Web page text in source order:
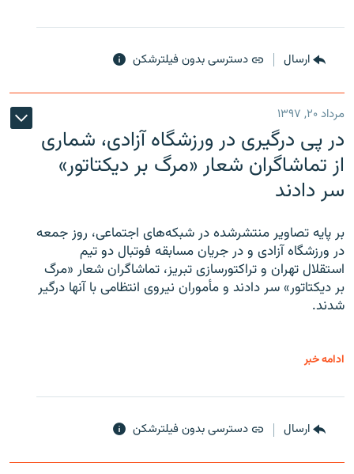
ارسال دسترسی بدون فیلترشکن
مرداد ۲۰, ۱۳۹۷
در پی درگیری در ورزشگاه آزادی، شماری
از تماشاگران شعار «مرگ بر دیکتاتور»
سر دادند
بر پایه تصاویر منتشرشده در شبکه‌های اجتماعی، روز جمعه
در ورزشگاه آزادی و در جریان مسابقه فوتبال دو تیم
استقلال تهران و تراکتورسازی تبریز، تماشاگران شعار «مرگ
بر دیکتاتور» سر دادند و مأموران نیروی انتظامی با آنها درگیر
شدند.
ادامه خبر
ارسال دسترسی بدون فیلترشکن